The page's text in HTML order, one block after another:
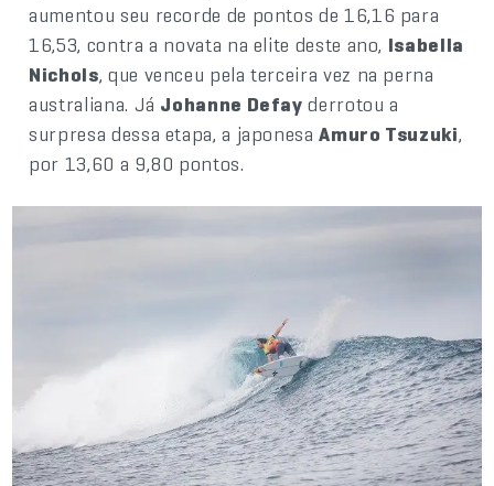
aumentou seu recorde de pontos de 16,16 para
16,53, contra a novata na elite deste ano, Isabella
Nichols, que venceu pela terceira vez na perna
australiana. Já Johanne Defay derrotou a
surpresa dessa etapa, a japonesaAmuro Tsuzuki,
por 13,60 a 9,80 pontos.